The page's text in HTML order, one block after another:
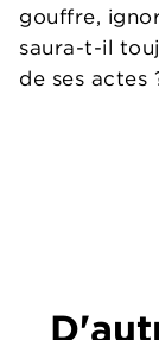
gouffre,
saura-t-il
de ses actes